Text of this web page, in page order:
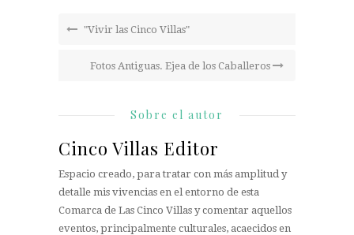
"Vivir las Cinco Villas"
Fotos Antiguas. Ejea de los Caballeros
Sobre el autor
Cinco Villas Editor
Espacio creado, para tratar con más amplitud y
detalle mis vivencias en el entorno de esta
Comarca de Las Cinco Villas y comentar aquellos
eventos, principalmente culturales, acaecidos en